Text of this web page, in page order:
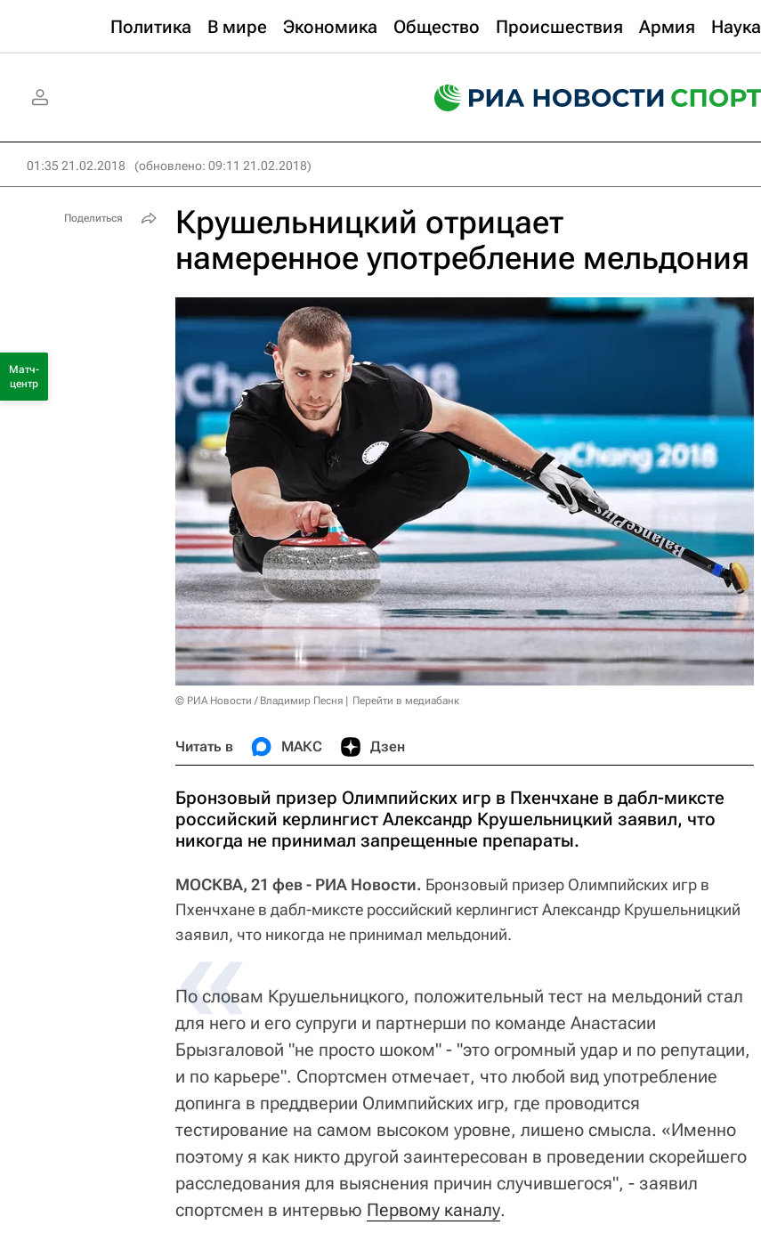
Политика В мире Экономика Общество Происшествия Армия Наука
01:35 21.02.2018 (обновлено: 09:11 21.02.2018)
Крушельницкий отрицает
намеренное употребление мельдония‍
© РИА Новости / Владимир Песня Перейти в медиабанк
Читать в МАКС Дзен
Бронзовый призер Олимпийских игр в Пхенчхане в дабл-миксте
российский керлингист Александр Крушельницкий заявил, что
никогда не принимал запрещенные препараты.
МОСКВА, 21 фев - РИА Новости. Бронзовый призер Олимпийских игр в
Пхенчхане в дабл-миксте российский керлингист Александр Крушельницкий
заявил, что никогда не принимал мельдоний.
По словам Крушельницкого, положительный тест на мельдоний стал
для него и его супруги и партнерши по команде Анастасии
Брызгаловой "не просто шоком" - "это огромный удар и по репутации,
и по карьере". Спортсмен отмечает, что любой вид употребление
допинга в преддверии Олимпийских игр, где проводится
тестирование на самом высоком уровне, лишено смысла. «Именно
поэтому я как никто другой заинтересован в проведении скорейшего
расследования для выяснения причин случившегося", - заявил
спортсмен в интервью Первому каналу.
Поделиться
Матч-
центр